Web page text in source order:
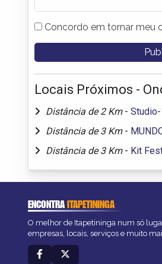
Concordo em tornar meu
Locais Próximos -
Distância de 2 Km -
Distância de 3 Km -
Distância de 3 Km - Kit
ENCONTRAITAPETININGA
O melhor de Itapetininga num só
empresas, locais, serviços e muito